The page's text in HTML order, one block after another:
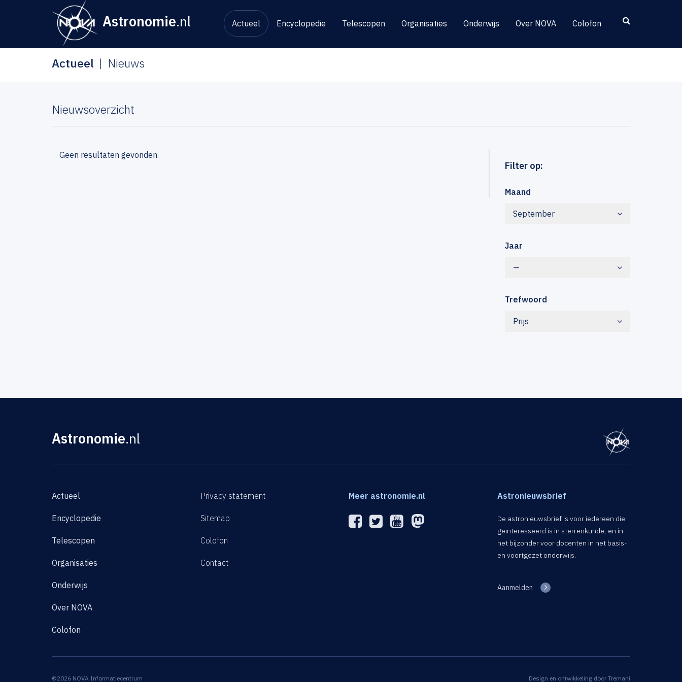
Astronomie.nl Actueel Encyclopedie Telescopen Organisaties Onderwijs Over NOVA Colofon
Actueel Nieuws
Nieuwsoverzicht
Filter op:
Maand
September
Jaar
—
Trefwoord
Prijs
Geen resultaten gevonden.
Astronomie.nl
Actueel
Encyclopedie
Telescopen
Organisaties
Onderwijs
Over NOVA
Colofon
Privacy statement
Sitemap
Colofon
Contact
Meer astronomie.nl Astronieuwsbrief
De astronieuwsbrief is voor iedereen die
geïnteresseerd is in sterrenkunde, en in
het bijzonder voor docenten in het basis-
en voortgezet onderwijs.
Aanmelden
©2026 NOVA Informatiecentrum Design en ontwikkeling door Tremani